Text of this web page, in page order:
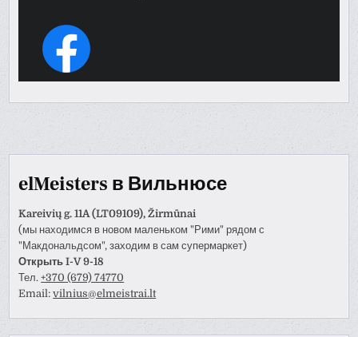
elMeisters в Вильнюсе
Kareivių g. 11A (LT09109), Žirmūnai
(мы находимся в новом маленьком "Рими" рядом с
"Макдональдсом", заходим в сам супермаркет)
Открыть I-V 9-18
Тел.+370 (679) 74770
Email:vilnius@elmeistrai.lt